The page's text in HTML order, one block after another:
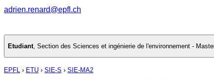
adrien.renard@epfl.ch
Etudiant, Section des Sciences et ingénierie de l'environnement -
EPFL › ETU › SIE-S › SIE-MA2